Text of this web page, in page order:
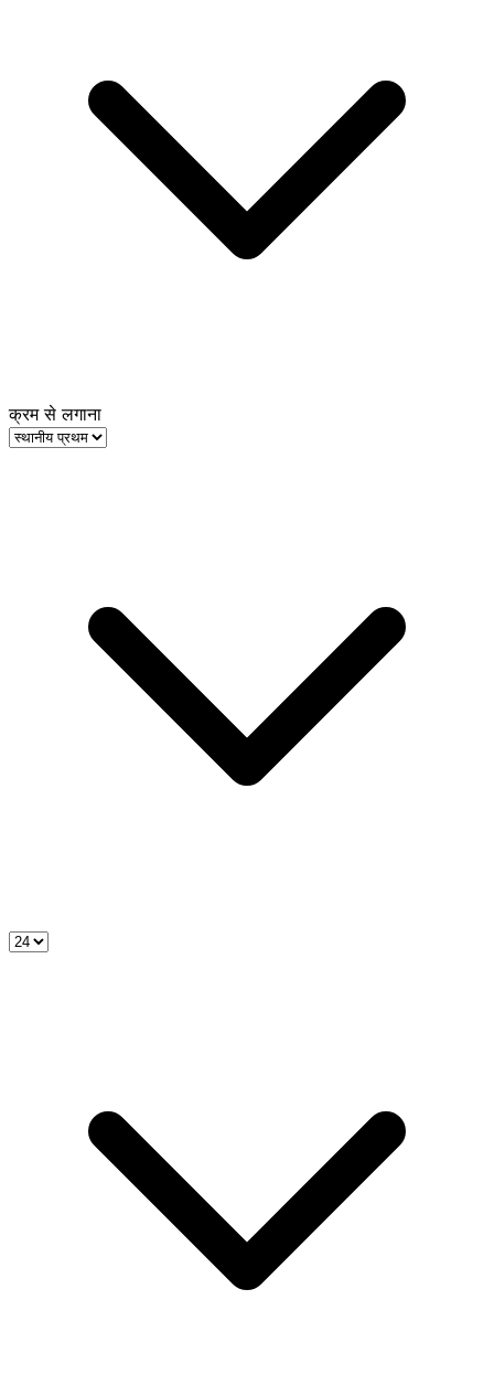
क्रम से लगाना